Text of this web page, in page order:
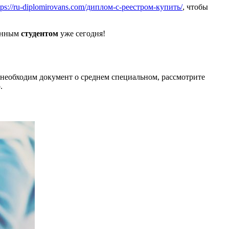
ru-diplomirovans.com/диплом-с-реестром-купить/, чтобы
студентом уже сегодня!
документ о среднем специальном, рассмотрите